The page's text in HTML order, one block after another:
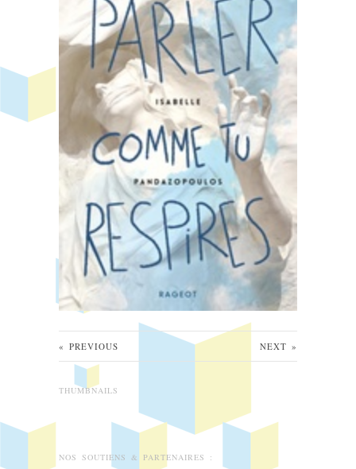
« PREVIOUS NEXT »
THUMBNAILS
NOS SOUTIENS & PARTENAIRES :